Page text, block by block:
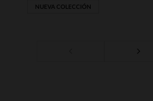
NUEVA COLECCIÓN